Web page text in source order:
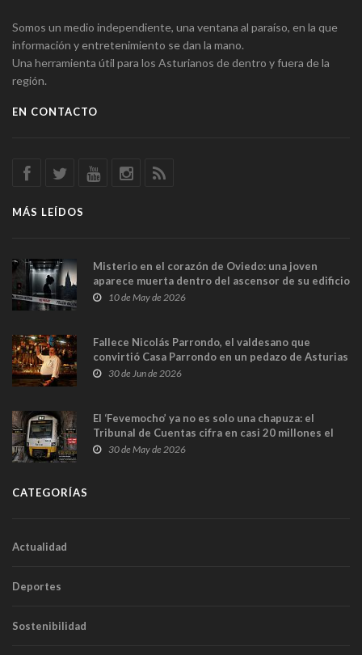
Somos un medio independiente, una ventana al paraíso, en la que
información y entretenimiento se dan la mano.
Una herramienta útil para los Asturianos de dentro y fuera de la
región.
EN CONTACTO
MÁS LEÍDOS
Misterio en el corazón de Oviedo: una joven
aparece muerta dentro del ascensor de su edificio
y las cámaras captan sus últimos minutos
10 de May de 2026
Fallece Nicolás Parrondo, el valdesano que
convirtió Casa Parrondo en un pedazo de Asturias
en Madrid
30 de Jun de 2026
El ‘Fevemocho’ ya no es solo una chapuza: el
Tribunal de Cuentas cifra en casi 20 millones el
sobrecoste de los trenes que no cabían por los
30 de May de 2026
CATEGORÍAS
Actualidad
Deportes
Sostenibilidad